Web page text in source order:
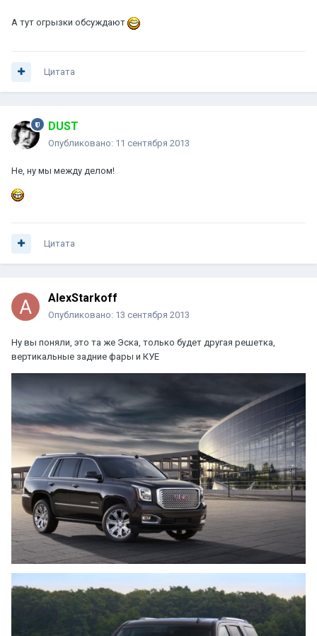
А тут огрызки обсуждают
Цитата
DUST
Опубликовано: 11 сентября 2013
Не, ну мы между делом!
Цитата
AlexStarkoff
Опубликовано: 13 сентября 2013
Ну вы поняли, это та же Эска, только будет другая решетка,
вертикальные задние фары и КУЕ